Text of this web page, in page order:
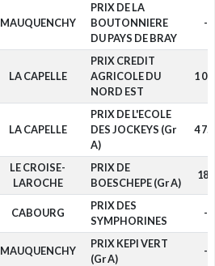
MAUQUENCHY
PRIX DE LA
BOUTONNIERE
DU PAYS DE BRAY
-
LA CAPELLE
PRIX CREDIT
AGRICOLE DU
NORD EST
1
LA CAPELLE
PRIX DE L'ECOLE
DES JOCKEYS (Gr
A)
4
LE CROISE-
LAROCHE
PRIX DE
BOESCHEPE (Gr A)
180
CABOURG
PRIX DES
SYMPHORINES
-
MAUQUENCHY
PRIX KEPI VERT
(Gr A)
-